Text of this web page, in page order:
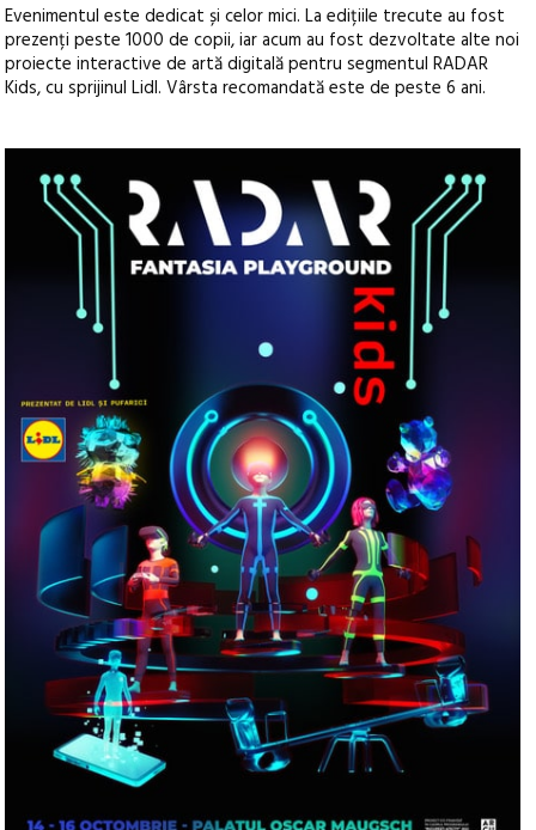
Evenimentul este dedicat și celor mici. La edițiile trecute au fost
prezenți peste 1000 de copii, iar acum au fost dezvoltate alte noi
proiecte interactive de artă digitală pentru segmentul RADAR
Kids, cu sprijinul Lidl. Vârsta recomandată este de peste 6 ani.